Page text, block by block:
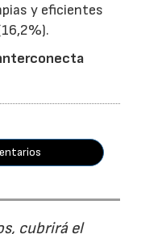
y eficientes
cubrirá el